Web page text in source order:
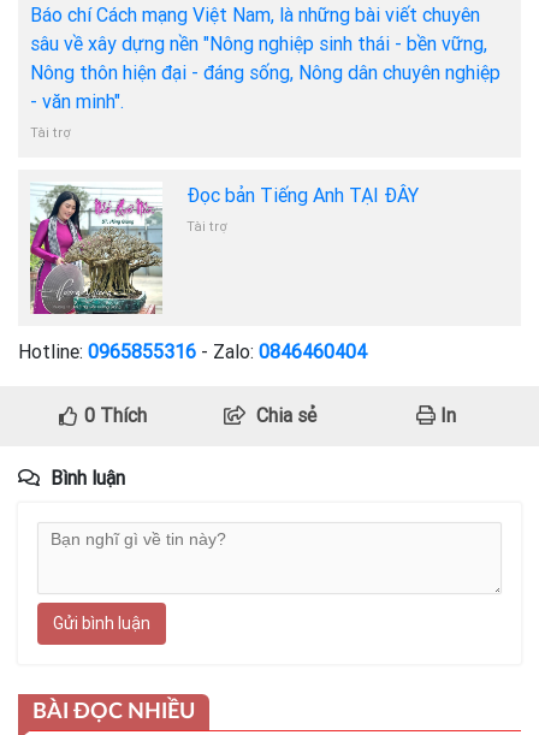
Báo chí Cách mạng Việt Nam, là những bài viết chuyên
sâu về xây dựng nền "Nông nghiệp sinh thái - bền vững,
Nông thôn hiện đại - đáng sống, Nông dân chuyên nghiệp
- văn minh".
Tài trợ
Đọc bản Tiếng Anh TẠI ĐÂY
Tài trợ
Hotline: 0965855316 - Zalo: 0846460404
0Thích Chia sẻ In
Bình luận
Gửi bình luận
BÀI ĐỌC NHIỀU